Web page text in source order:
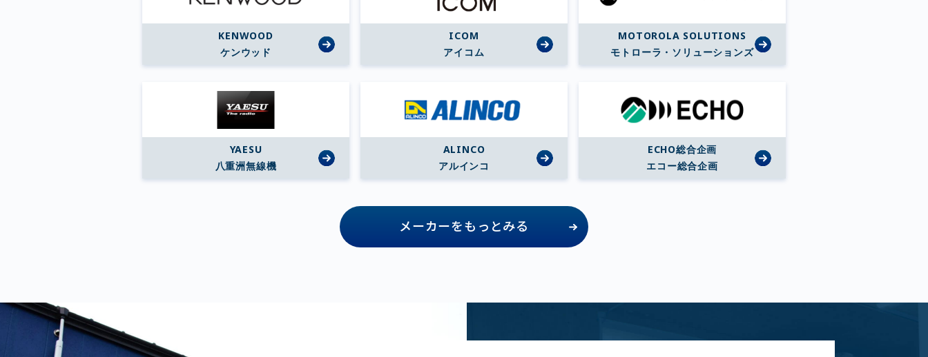
KENWOOD
ケンウッド
ICOM
アイコム
MOTOROLA SOLUTIONS
モトローラ・ソリューションズ
YAESU
八重洲無線機
ALINCO
アルインコ
ECHO総合企画
エコー総合企画
メーカーをもっとみる